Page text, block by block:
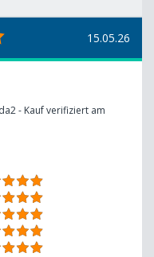
15.05.26
- Kauf verifiziert am